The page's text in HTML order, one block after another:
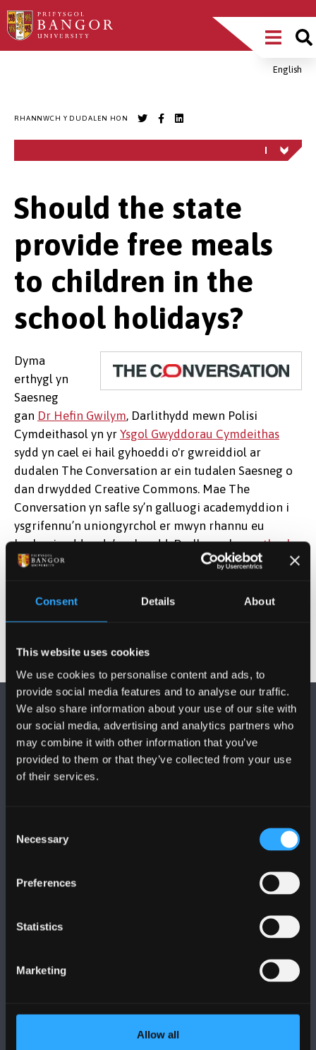
Consent Details About
This website uses cookies
We use cookies to personalise content and ads, to
provide social media features and to analyse our traffic.
We also share information about your use of our site with
our social media, advertising and analytics partners who
may combine it with other information that you’ve
provided to them or that they’ve collected from your use
of their services.
Selection
Necessary
Preferences
Statistics
Marketing
Allow all
Sgipiwch
i’r
Main
MenuEnglish
RHANNWCH Y DUDALEN HON
Should the state
provide free meals
to children in the
school holidays?
Dyma
erthygl yn
Saesneg
gan Dr Hefin Gwilym, Darlithydd mewn Polisi
Cymdeithasol yn yr Ysgol Gwyddorau Cymdeithas
sydd yn cael ei hail gyhoeddi o'r gwreiddiol ar
dudalen The Conversation ar ein tudalen Saesneg o
dan drwydded Creative Commons. Mae The
Conversation yn safle sy’n galluogi academyddion i
ysgrifennu’n uniongyrchol er mwyn rhannu eu
harbenigedd gyda’r cyhoedd. Darllenwch yrerthygl
wreiddiol
Dyddiad cyhoeddi: 11 Mai 2016
DILYNWCH NI
Bangor, Gwynedd, LL57 2DG, UK
Cysylltwch â Ni